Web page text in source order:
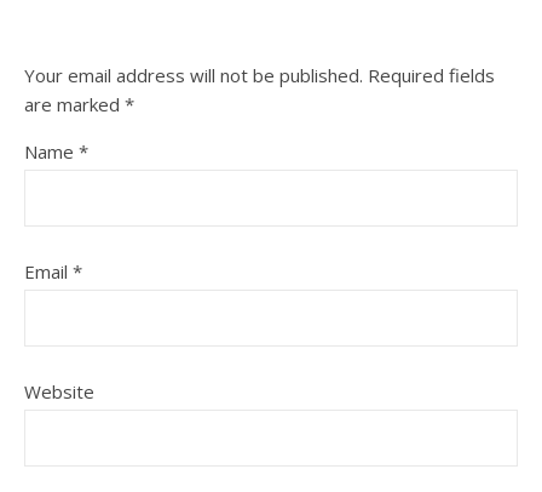
Your email address will not be published. Required fields
are marked *
Name *
Email *
Website